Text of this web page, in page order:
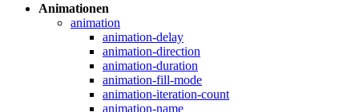
Animationen
animation
animation-delay
animation-direction
animation-duration
animation-fill-mode
animation-iteration-count
animation-name